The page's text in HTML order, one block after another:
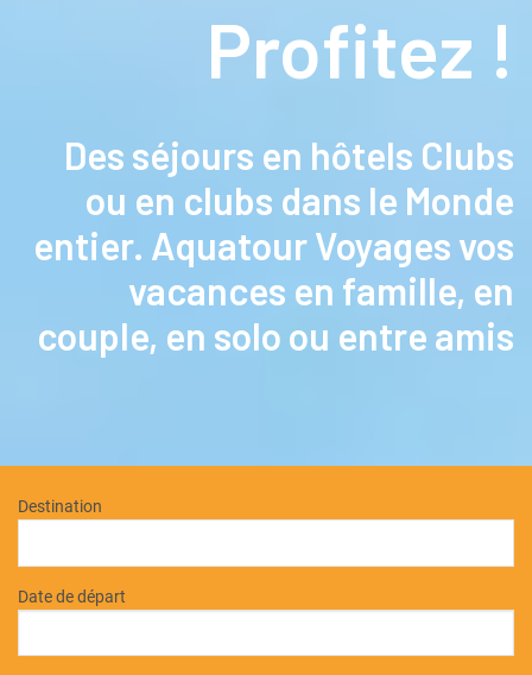
Nos agences
Profitez !
Des séjours en hôtels Clubs
ou en clubs dans le Monde
entier. Aquatour Voyages vos
vacances en famille, en
couple, en solo ou entre amis
Destination
Date de départ